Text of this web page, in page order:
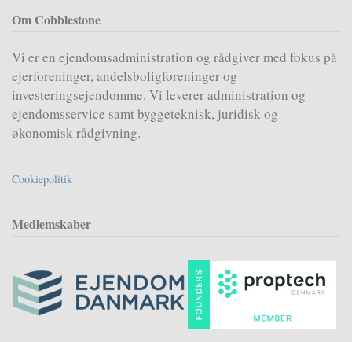
Om Cobblestone
Vi er en ejendomsadministration og rådgiver med fokus på
ejerforeninger, andelsboligforeninger og
investeringsejendomme. Vi leverer administration og
ejendomsservice samt byggeteknisk, juridisk og
økonomisk rådgivning.
Cookiepolitik
Medlemskaber